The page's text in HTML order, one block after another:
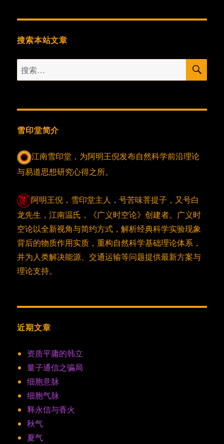
搜索本站文章
搜
索：
搜
雪印堂简介
江南雪印堂，为阿明王倪发布自然科学前沿理论
与易道思想研究心得之所。
阿明王倪，雪印堂主人，号苦味菩提子，又号白
龙先生，江南温氏，《广义时空论》创建者。广义时
空论以全新视角与简约方式，解析经典科学实验现象
背后的物质作用实质，重构自然科学基础理论体系，
并为人类解决能源、交通运输等问题提供最新方案与
理论支持。
近期文章
资质平庸的韩立
量子通信之骗局
细胞意脉
细胞气脉
释永信与香火
秋气
夏气